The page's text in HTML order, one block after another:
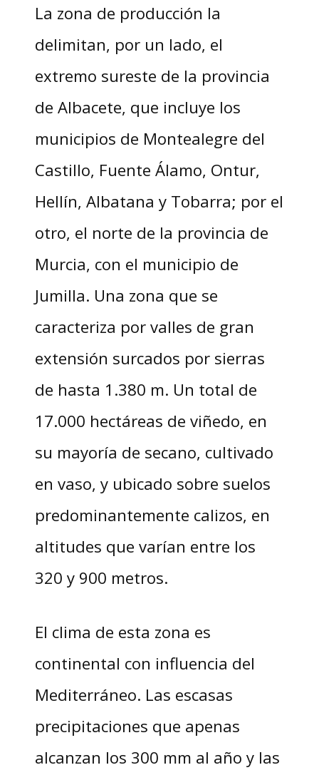
La zona de producción la
delimitan, por un lado, el
extremo sureste de la provincia
de Albacete, que incluye los
municipios de Montealegre del
Castillo, Fuente Álamo, Ontur,
Hellín, Albatana y Tobarra; por el
otro, el norte de la provincia de
Murcia, con el municipio de
Jumilla. Una zona que se
caracteriza por valles de gran
extensión surcados por sierras
de hasta 1.380 m. Un total de
17.000 hectáreas de viñedo, en
su mayoría de secano, cultivado
en vaso, y ubicado sobre suelos
predominantemente calizos, en
altitudes que varían entre los
320 y 900 metros.
El clima de esta zona es
continental con influencia del
Mediterráneo. Las escasas
precipitaciones que apenas
alcanzan los 300 mm al año y las